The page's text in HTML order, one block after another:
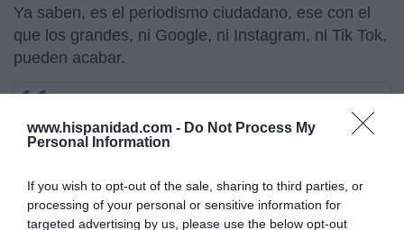
www.hispanidad.com - Do Not Process My
Personal Information
If you wish to opt-out of the sale, sharing to third parties, or
processing of your personal or sensitive information for
targeted advertising by us, please use the below opt-out
Ya saben, es el periodismo ciudadano, ese con el
que los grandes, ni Google, ni Instagram, ni Tik Tok,
pueden acabar.